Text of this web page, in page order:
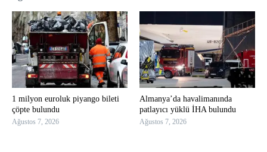
1 milyon euroluk piyango bileti
çöpte bulundu
Ağustos 7, 2026
Almanya’da havalimanında
patlayıcı yüklü İHA bulundu
Ağustos 7, 2026